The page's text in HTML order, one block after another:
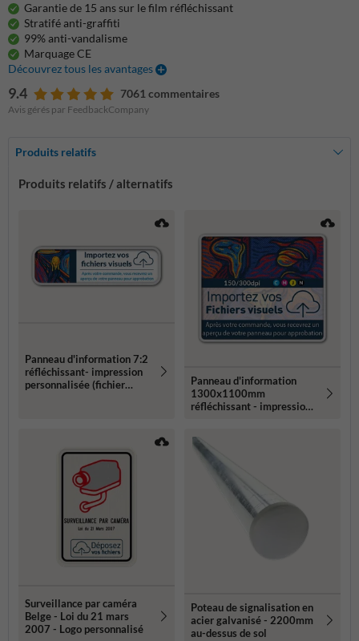
Garantie de 15 ans sur le film réfléchissant
Stratifé anti-graffiti
99% anti-vandalisme
Marquage CE
Découvrez tous les avantages
9.4 7061 commentaires
Avis gérés par FeedbackCompany
Produits relatifs
Produits relatifs / alternatifs
Panneau d'information 7:2
réfléchissant- impression
personnalisée (fichier
Panneau d'information
1300x1100mm
réfléchissant - impression
Surveillance par caméra
Belge - Loi du 21 mars
2007 - Logo personnalisé
Poteau de signalisation en
acier galvanisé - 2200mm
au-dessus de sol